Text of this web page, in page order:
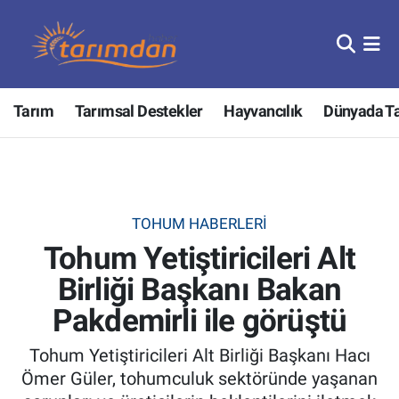
Tarım Tarımsal Destekler Hayvancılık Dünyada
TOHUM HABERLERI
Tohum Yetiştiricileri Alt
Birliği Başkanı Bakan
Pakdemirli ile görüştü
Tohum Yetiştiricileri Alt Birliği Başkanı Hacı
Ömer Güler, tohumculuk sektöründe yaşanan
Tarım
Hayvancılık
Tarımsal Destekler
Tarım Bakanlığı
Tarım Kredi Kooperatifleri
Nöbetçi Eczaneler
Hava Durumu
Tüm Manşetler
Son Dakika Haberleri